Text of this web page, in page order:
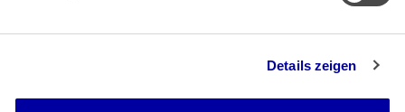
Details zeigen